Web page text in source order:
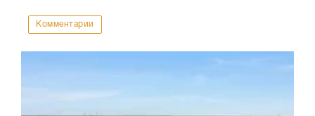
Комментарии